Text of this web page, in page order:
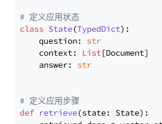
# 定义应用状态
class State(TypedDict):
    question:
str
    context:
List[Document]
    answer:
str
# 定义应用步骤
def retrieve(state: State):